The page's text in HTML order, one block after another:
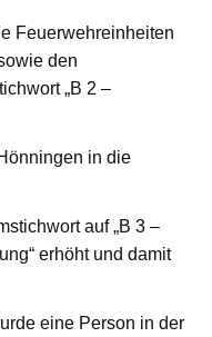
Feuerwehreinheiten
den
„B 2 –
in die
auf „B 3 –
erhöht und damit
eine Person in der